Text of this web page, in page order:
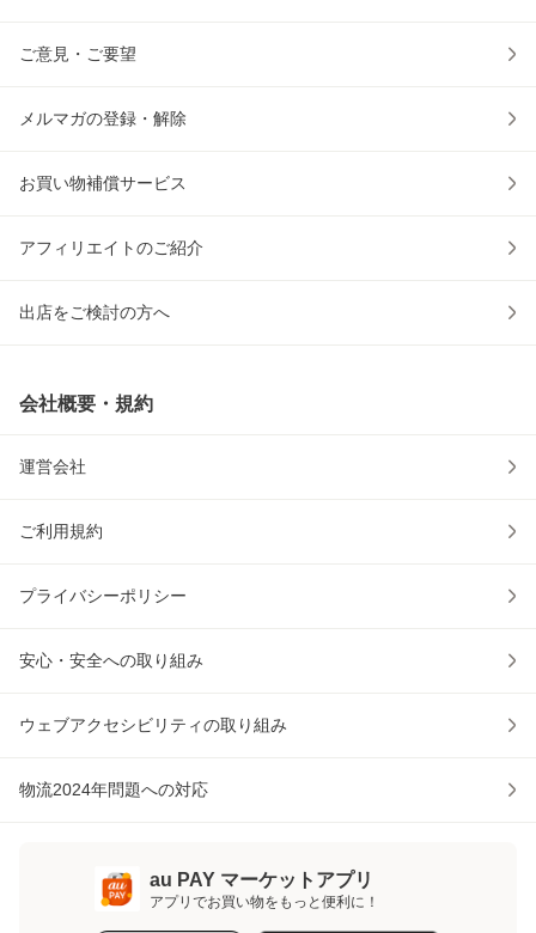
ご意見・ご要望
メルマガの登録・解除
お買い物補償サービス
アフィリエイトのご紹介
出店をご検討の方へ
会社概要・規約
運営会社
ご利用規約
プライバシーポリシー
安心・安全への取り組み
ウェブアクセシビリティの取り組み
物流2024年問題への対応
au PAY マーケットアプリ
アプリでお買い物をもっと便利に！